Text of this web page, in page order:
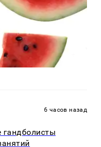
6 часов назад